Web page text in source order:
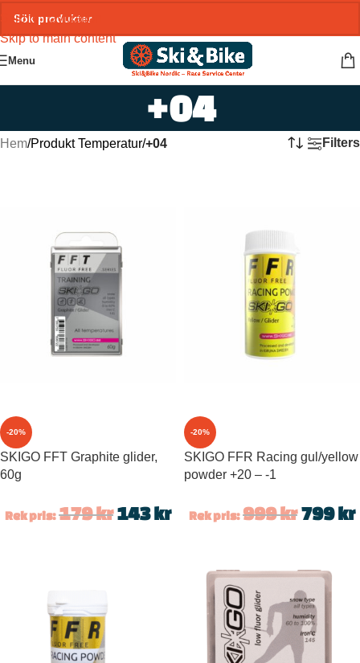
Skip to navigation
Skip to main content
Menu
+04
Hem/Produkt Temperatur/+04 Filters
-20%
SKIGO FFT Graphite glider,
60g
Rek pris: 179kr 143kr
-20%
SKIGO FFR Racing gul/yellow
powder +20 – -1
Rek pris: 999kr 799kr